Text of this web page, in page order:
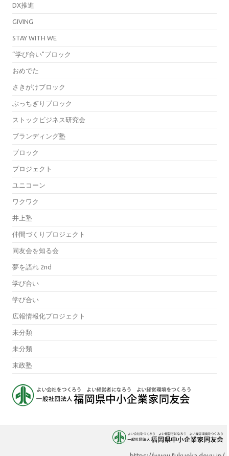
DX推進
GIVING
STAY WITH WE
”学び合い"ブロック
おめでた
さきがけブロック
ぶっちぎりブロック
ストックビジネス研究会
ブランディング塾
ブロック
プロジェクト
ユニコーン
ワクワク
井上塾
仲間づくりプロジェクト
同友会を知る会
夢を語れ 2nd
学び合い
学び合い
広報情報化プロジェクト
未分類
未分類
末政塾